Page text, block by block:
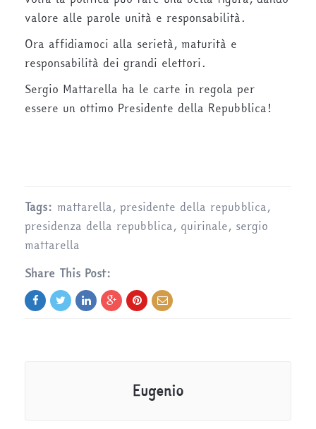
valore alle parole unità e responsabilità.
Ora affidiamoci alla serietà, maturità e
responsabilità dei grandi elettori.
Sergio Mattarella ha le carte in regola per
essere un ottimo Presidente della Repubblica!
Tags: mattarella, presidente della repubblica,
presidenza della repubblica, quirinale, sergio
mattarella
Share This Post:
Eugenio